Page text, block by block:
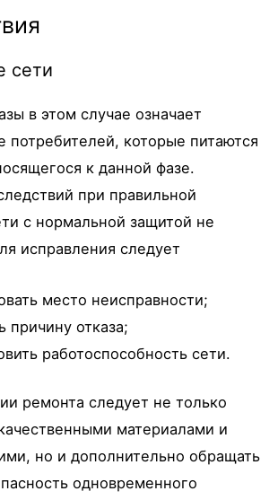
сети
в этом случае означает
потребителей, которые питаются
к данной фазе.
при правильной
с нормальной защитой не
исправления следует
место неисправности;
причину отказа;
работоспособность сети.
ремонта следует не только
материалами и
но и дополнительно обращать
одновременного